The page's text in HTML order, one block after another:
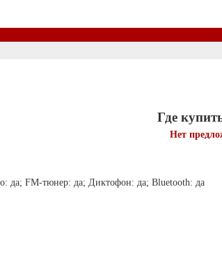
Где
Нет
да; FM-тюнер: да; Диктофон: да; Bluetooth: да